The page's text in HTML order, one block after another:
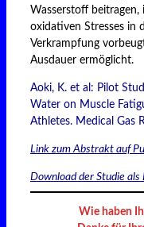
Wasserstoff beitragen,
oxidativen Stresses in
Verkrampfung
Ausdauer ermöglicht.
Aoki, K. et al: Pilot
Water on Muscle
Athletes. Medical Gas
Link zum Abstrakt auf
Download der Studie als
Wie haben